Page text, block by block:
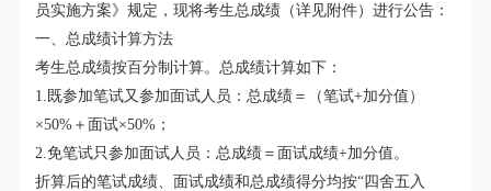
员实施方案》规定 ， 现将考生总成绩（详见附件）进行公告：
一、 总成绩计算方法
考生总成绩按百分制计算。 总成绩计算如下：
1.既参加笔试又参加面试人员：总成绩＝（笔试+加分值）
×50%＋面试×50%；
2.免笔试只参加面试人员：总成绩＝面试成绩+加分值 。
折算后的笔试成绩、面试成绩和总成绩得分均按“四舍五入